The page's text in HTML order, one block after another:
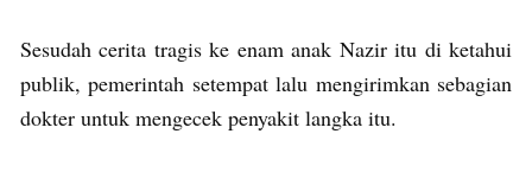
Sesudah cerita tragis ke enam anak Nazir itu di ketahui
publik, pemerintah setempat lalu mengirimkan sebagian
dokter untuk mengecek penyakit langka itu.